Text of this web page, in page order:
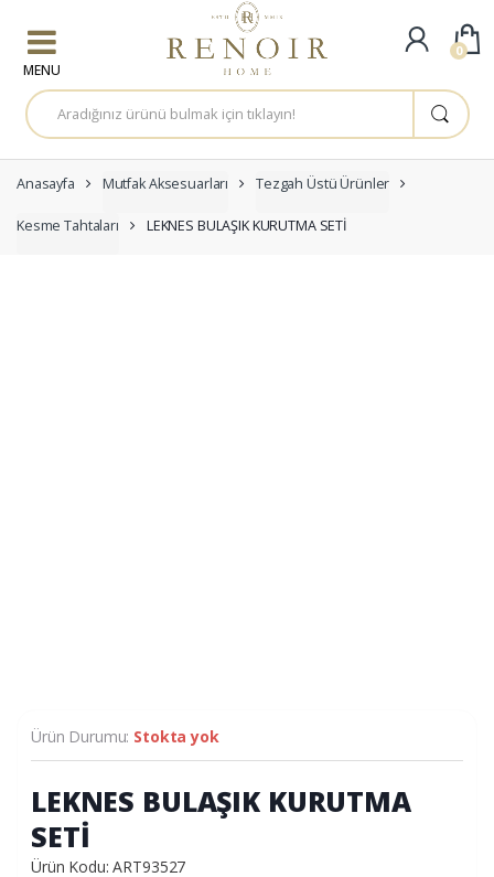
A
r
a
a
:
Anasayfa Mutfak Aksesuarları Tezgah Üstü Ürünler
Kesme Tahtaları LEKNES BULAŞIK KURUTMA SETİ
Ürün Durumu: Stokta yok
LEKNES BULAŞIK KURUTMA
SETİ
Ürün Kodu: ART93527
0